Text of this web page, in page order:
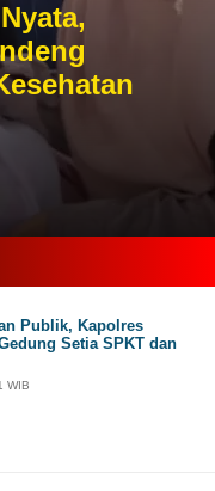
Publik, Kapolres
Setia SPKT dan
WIB